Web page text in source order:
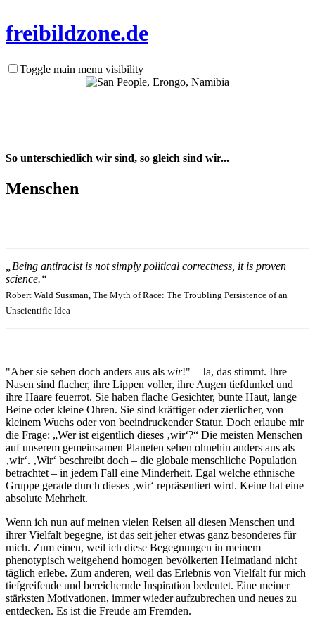
freibildzone.de
Toggle main menu visibility
So unterschiedlich wir sind, so gleich sind wir...
Menschen
„Being antiracist is not simply political correctness, it is proven
science.“
Robert Wald Sussman, The Myth of Race: The Troubling Persistence of an
Unscientific Idea
"Aber sie sehen doch anders aus als wir!" – Ja, das stimmt. Ihre
Nasen sind flacher, ihre Lippen voller, ihre Augen tiefdunkel und
ihre Haare feuerrot. Sie haben flache Gesichter, bunte Haut, lange
Beine oder kleine Ohren. Sie sind kräftiger oder zierlicher, von
kleinem Wuchs oder von beeindruckender Statur. Doch erlaube mir
die Frage: „Wer ist eigentlich dieses ‚wir‘?“ Die meisten Menschen
auf unserem gemeinsamen Planeten sehen ohnehin anders aus als
‚wir‘. ‚Wir‘ beschreibt doch – die globale menschliche Population
betrachtet – in jedem Fall eine Minderheit. Egal welche ethnische
Gruppe gerade durch dieses ‚wir‘ repräsentiert wird. Keine hat eine
absolute Mehrheit.
Wenn ich nun auf meinen vielen Reisen all diesen Menschen und
ihrer Vielfalt begegne, ist das seit jeher etwas ganz besonderes für
mich. Zum einen, weil ich diese Begegnungen in meinem
phenotypisch weitgehend homogen bevölkerten Heimatland nicht
täglich erlebe. Zum anderen, weil das Erlebnis von Vielfalt für mich
tiefgreifende und bereichernde Inspiration bedeutet. Eine meiner
stärksten Motivationen, immer wieder aufzubrechen und neues zu
entdecken. Es ist die Freude am Fremden.